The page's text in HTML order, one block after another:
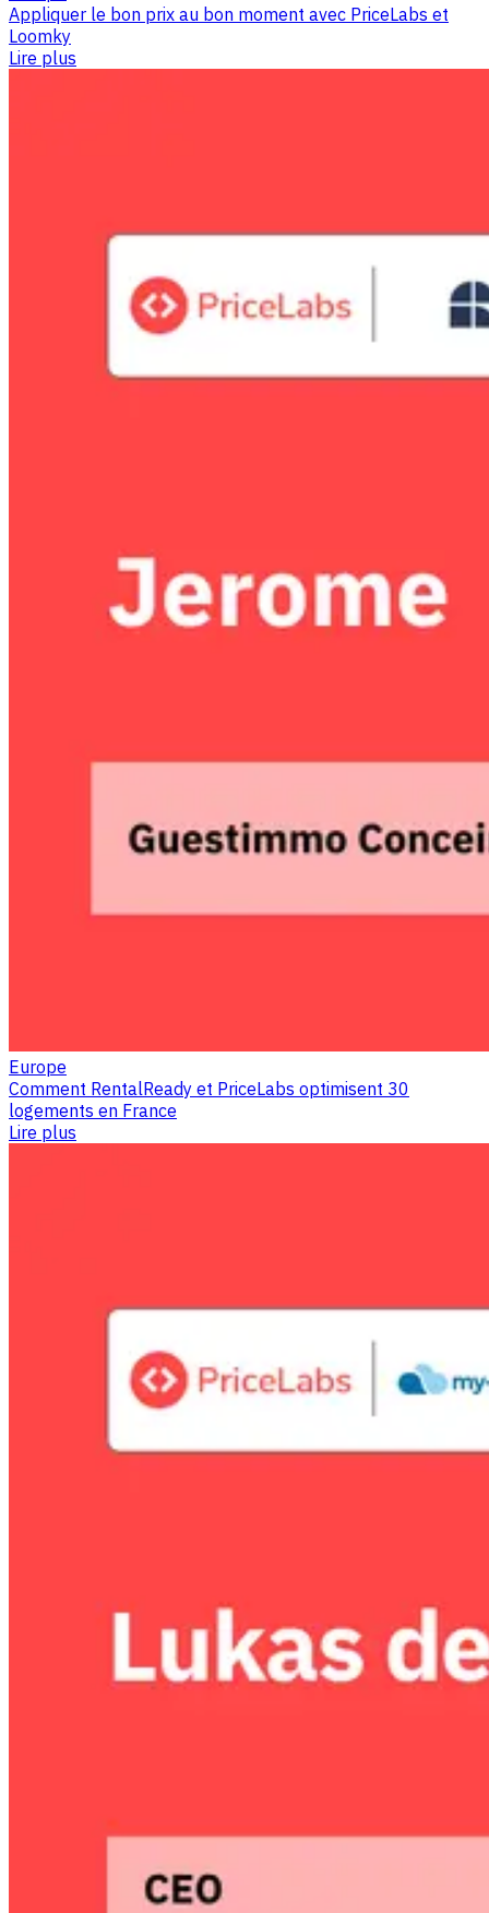
Appliquer le bon prix au bon moment avec PriceLabs et
Loomky
Lire plus
Europe
Comment RentalReady et PriceLabs optimisent 30
logements en France
Lire plus